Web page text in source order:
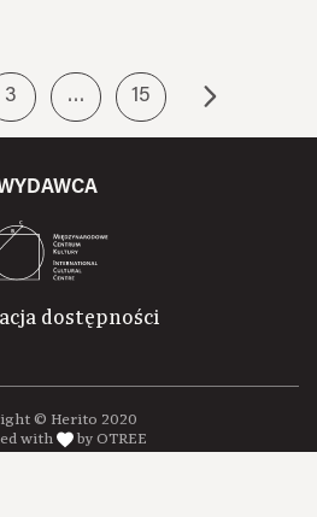
3 … 15
dostępności
© Herito 2020
with
by OTREE